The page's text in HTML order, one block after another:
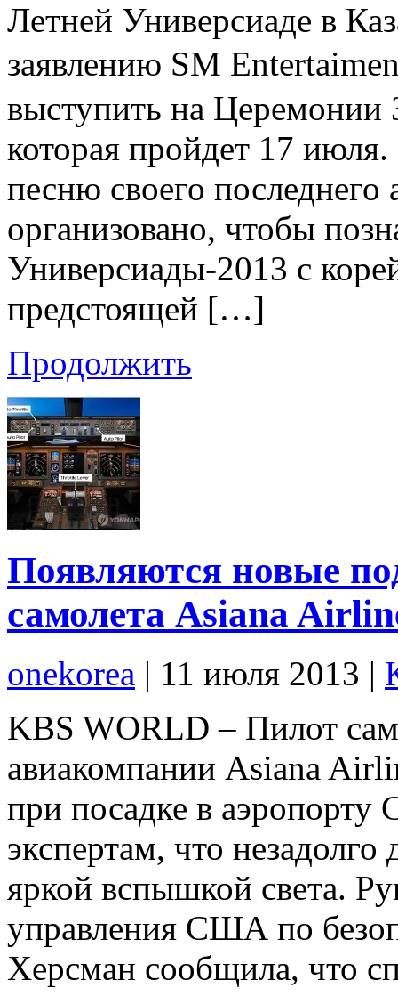
Летней Универсиаде в
заявлению SM
выступить на Церемонии
которая пройдет 17
песню своего
организовано, чтобы
Универсиады-2013 с
предстоящей […]
Продолжить
Появляются новые
самолета Asiana
onekorea | 11 июля 2013 |
KBS WORLD – Пилот
авиакомпании Asiana
при посадке в аэропорту
экспертам, что
яркой вспышкой света.
управления США по
Херсман сообщила, что